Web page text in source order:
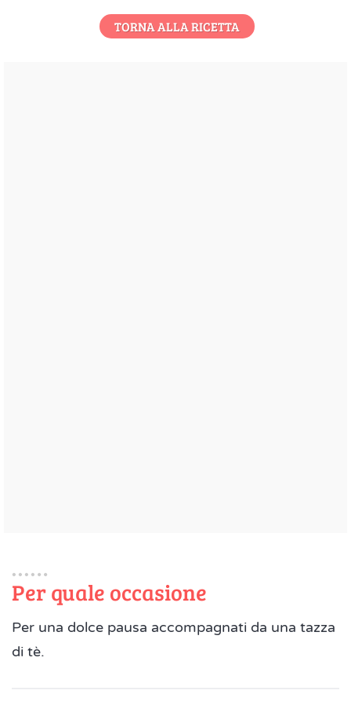
TORNA ALLA RICETTA
Per quale occasione
Per una dolce pausa accompagnati da una tazza
di tè.